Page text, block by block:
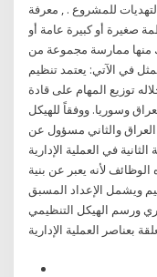
للمشروع . , معرفة
صغيرة أو كبيرة عامة أو
منها ممارسة مجموعة من
في الآتي: يعتمد تنظيم
توزيع المهام على قادة
وسوريا. ووفقاً للهيكل
والثاني مسؤول عن
في العملية الإدارية
لأنه يعبر عن بنية
ويشمل الإعداد المسبق
ورسم الهيكل التنظيمي